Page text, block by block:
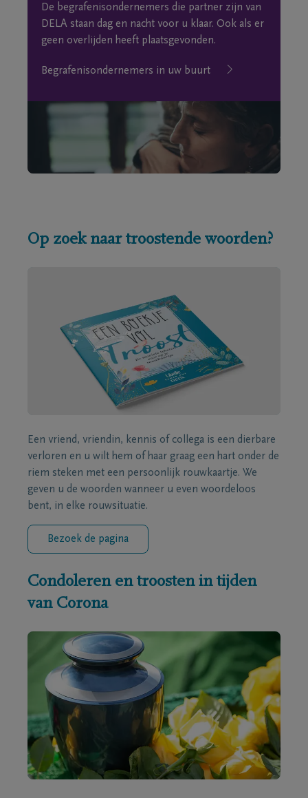
De begrafenisondernemers die partner zijn van
DELA staan dag en nacht voor u klaar. Ook als er
geen overlijden heeft plaatsgevonden.
Begrafenisondernemers in uw buurt
Op zoek naar troostende woorden?
Een vriend, vriendin, kennis of collega is een dierbare
verloren en u wilt hem of haar graag een hart onder de
riem steken met een persoonlijk rouwkaartje. We
geven u de woorden wanneer u even woordeloos
bent, in elke rouwsituatie.
Bezoek de pagina
Condoleren en troosten in tijden
van Corona